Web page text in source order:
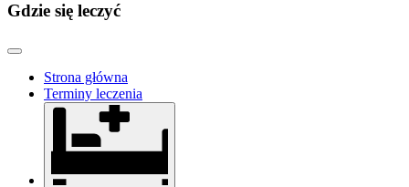
Gdzie się leczyć
Strona główna
Terminy leczenia